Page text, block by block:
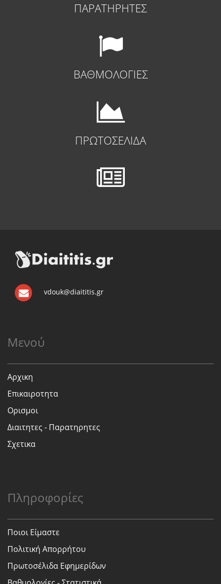
ΠΑΡΑΤΗΡΗΤΕΣ
ΒΑΘΜΟΛΟΓΙΕΣ
ΠΡΩΤΟΣΕΛΙΔΑ
vdouk@diaititis.gr
Μενού
Αρχικη
Επικαιροτητα
Ορισμοι
Διαιτητες - Παρατηρητες
Σχετικα
Πληροφορίες
Ποιοι Είμαστε
Πολιτική Απορρήτου
Πρωτοσέλιδα Εφημερίδων